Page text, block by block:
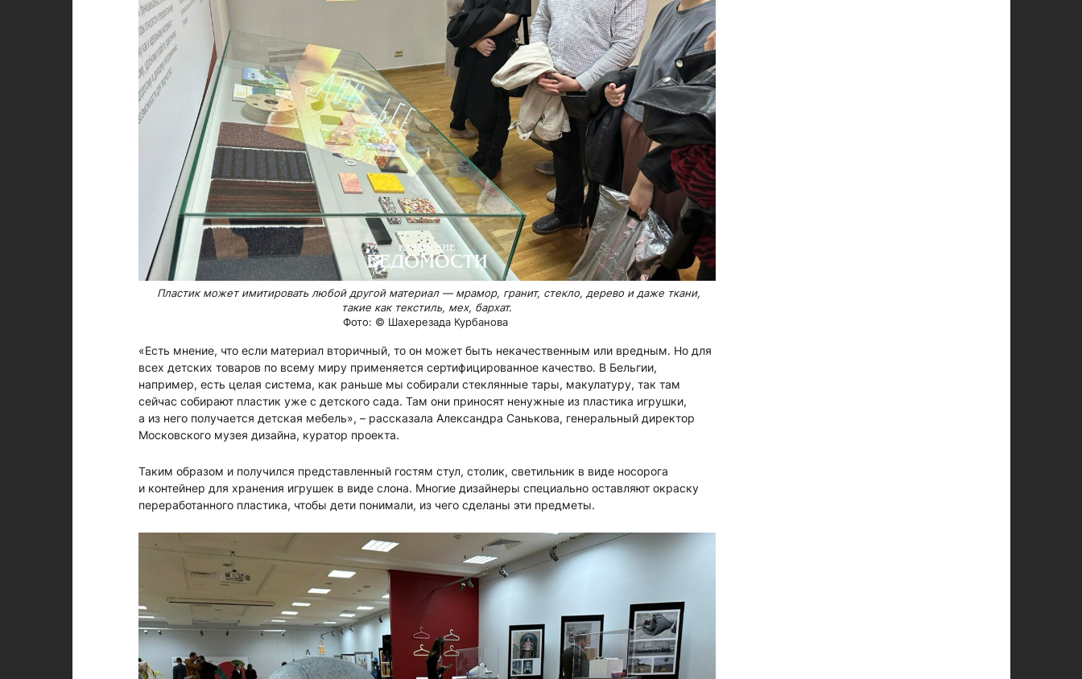
Пластик может имитировать любой другой материал — мрамор, гранит, стекло, дерево и даже ткани,
такие как текстиль, мех, бархат.
Фото: © Шахерезада Курбанова
«Есть мнение, что если материал вторичный, то он может быть некачественным или вредным. Но для
всех детских товаров по всему миру применяется сертифицированное качество. В Бельгии,
например, есть целая система, как раньше мы собирали стеклянные тары, макулатуру, так там
сейчас собирают пластик уже с детского сада. Там они приносят ненужные из пластика игрушки,
а из него получается детская мебель», – рассказала Александра Санькова, генеральный директор
Московского музея дизайна, куратор проекта.
Таким образом и получился представленный гостям стул, столик, светильник в виде носорога
и контейнер для хранения игрушек в виде слона. Многие дизайнеры специально оставляют окраску
переработанного пластика, чтобы дети понимали, из чего сделаны эти предметы.